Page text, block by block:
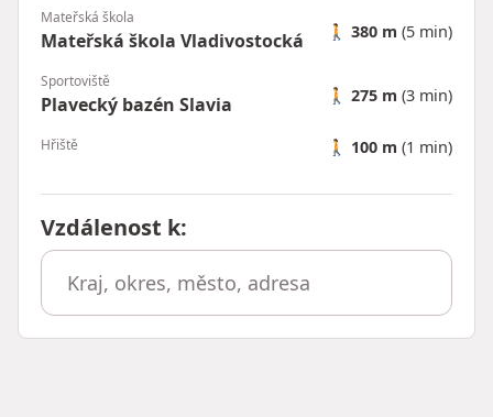
Mateřská škola
Mateřská škola Vladivostocká 🚶 380 m (5 min)
Sportoviště
Plavecký bazén Slavia 🚶 275 m (3 min)
Hřiště 🚶 100 m (1 min)
Vzdálenost k: